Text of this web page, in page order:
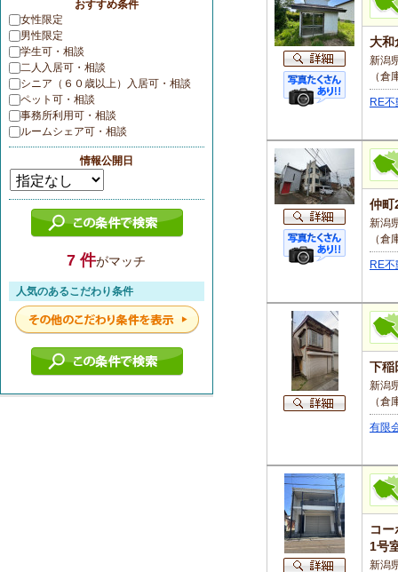
大
新潟
（
RE
仲
新潟
（
RE
下稲
新潟
（
有限
コ
1号
新潟
おすすめ条件
女性限定
男性限定
学生可・相談
二人入居可・相談
シニア（６０歳以上）入居可・相談
ペット可・相談
事務所利用可・相談
ルームシェア可・相談
情報公開日
7 件がマッチ
人気のあるこだわり条件